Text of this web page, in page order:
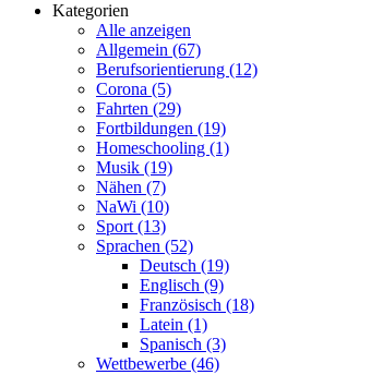
Kategorien
Alle anzeigen
Allgemein (67)
Berufsorientierung (12)
Corona (5)
Fahrten (29)
Fortbildungen (19)
Homeschooling (1)
Musik (19)
Nähen (7)
NaWi (10)
Sport (13)
Sprachen (52)
Deutsch (19)
Englisch (9)
Französisch (18)
Latein (1)
Spanisch (3)
Wettbewerbe (46)